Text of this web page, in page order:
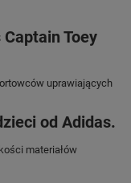
Toey
uprawiających
od Adidas.
materiałów